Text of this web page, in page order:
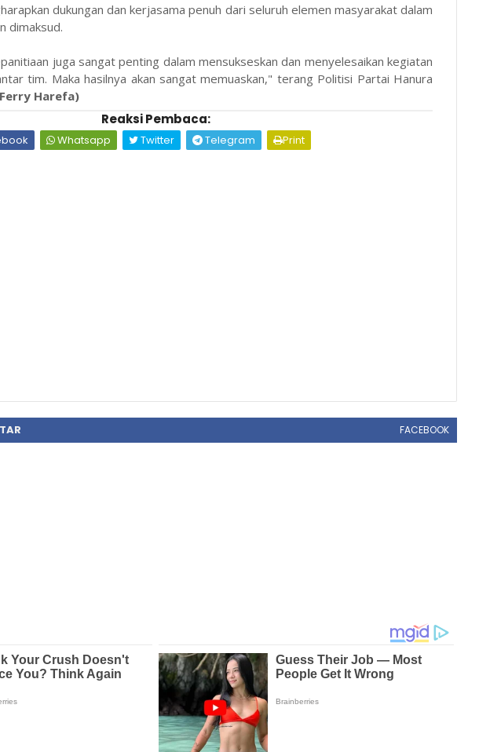
dukungan dan kerjasama penuh dari seluruh elemen masyarakat dalam
dimaksud.
juga sangat penting dalam mensukseskan dan menyelesaikan kegiatan
tim. Maka hasilnya akan sangat memuaskan," terang Politisi Partai Hanura
Ferry Harefa)
Reaksi Pembaca:
Whatsapp Twitter Telegram Print
FACEBOOK